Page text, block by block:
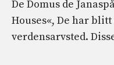
De Domus de
Houses«, De har blitt
verdensarvsted.